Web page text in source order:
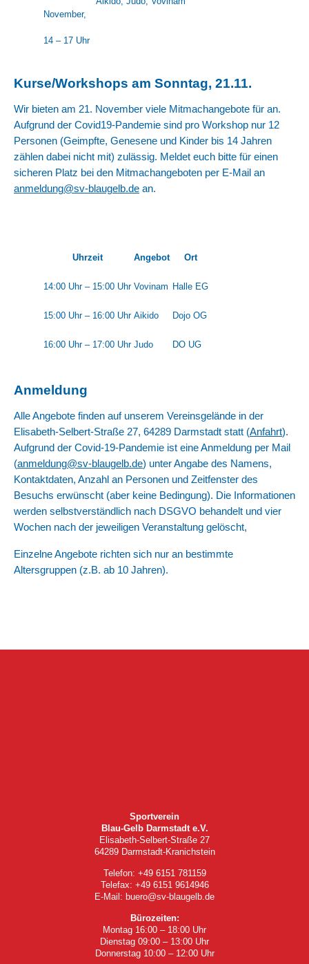
November,
14 – 17 Uhr
Kurse/Workshops am Sonntag, 21.11.
Wir bieten am 21. November viele Mitmachangebote für an.
Aufgrund der Covid19-Pandemie sind pro Workshop nur 12
Personen (Geimpfte, Genesene und Kinder bis 14 Jahren
zählen dabei nicht mit) zulässig. Meldet euch bitte für einen
sicheren Platz bei den Mitmachangeboten per E-Mail an
anmeldung@sv-blaugelb.de an.
Uhrzeit Angebot Ort
14:00 Uhr – 15:00 Uhr Vovinam Halle EG
15:00 Uhr – 16:00 Uhr Aikido Dojo OG
16:00 Uhr – 17:00 Uhr Judo DO UG
Anmeldung
Alle Angebote finden auf unserem Vereinsgelände in der
Elisabeth-Selbert-Straße 27, 64289 Darmstadt statt (Anfahrt).
Aufgrund der Covid-19-Pandemie ist eine Anmeldung per Mail
(anmeldung@sv-blaugelb.de) unter Angabe des Namens,
Kontaktdaten, Anzahl an Personen und Zeitfenster des
Besuchs erwünscht (aber keine Bedingung). Die Informationen
werden selbstverständlich nach DSGVO behandelt und vier
Wochen nach der jeweiligen Veranstaltung gelöscht,
Einzelne Angebote richten sich nur an bestimmte
Altersgruppen (z.B. ab 10 Jahren).
Sportverein
Blau-Gelb Darmstadt e.V.
Elisabeth-Selbert-Straße 27
64289 Darmstadt-Kranichstein
Telefon: +49 6151 781159
Telefax: +49 6151 9614946
E-Mail: buero@sv-blaugelb.de
Bürozeiten:
Montag 16:00 – 18:00 Uhr
Dienstag 09:00 – 13:00 Uhr
Donnerstag 10:00 – 12:00 Uhr